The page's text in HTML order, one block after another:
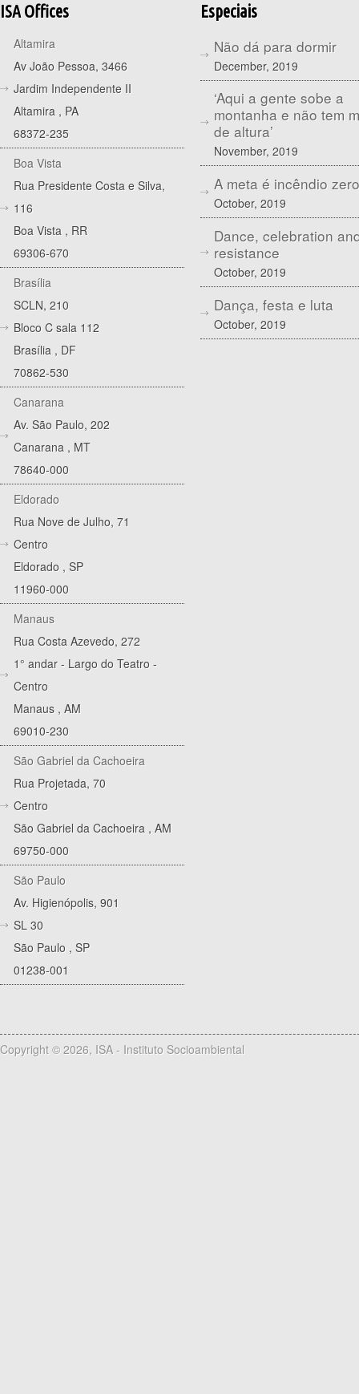
ISA Offices
Altamira
Av João Pessoa, 3466
Jardim Independente II
Altamira , PA
68372-235
Boa Vista
Rua Presidente Costa e Silva,
116
Boa Vista , RR
69306-670
Brasília
SCLN, 210
Bloco C sala 112
Brasília , DF
70862-530
Canarana
Av. São Paulo, 202
Canarana , MT
78640-000
Eldorado
Rua Nove de Julho, 71
Centro
Eldorado , SP
11960-000
Manaus
Rua Costa Azevedo, 272
1° andar - Largo do Teatro -
Centro
Manaus , AM
69010-230
São Gabriel da Cachoeira
Rua Projetada, 70
Centro
São Gabriel da Cachoeira , AM
69750-000
São Paulo
Av. Higienópolis, 901
SL 30
São Paulo , SP
01238-001
Especiais
Não dá para dormir
December, 2019
‘Aqui a gente sobe a
montanha e não tem
de altura’
November, 2019
A meta é incêndio zero
October, 2019
Dance, celebration
resistance
October, 2019
Dança, festa e luta
October, 2019
Copyright © 2026, ISA - Instituto Socioambiental